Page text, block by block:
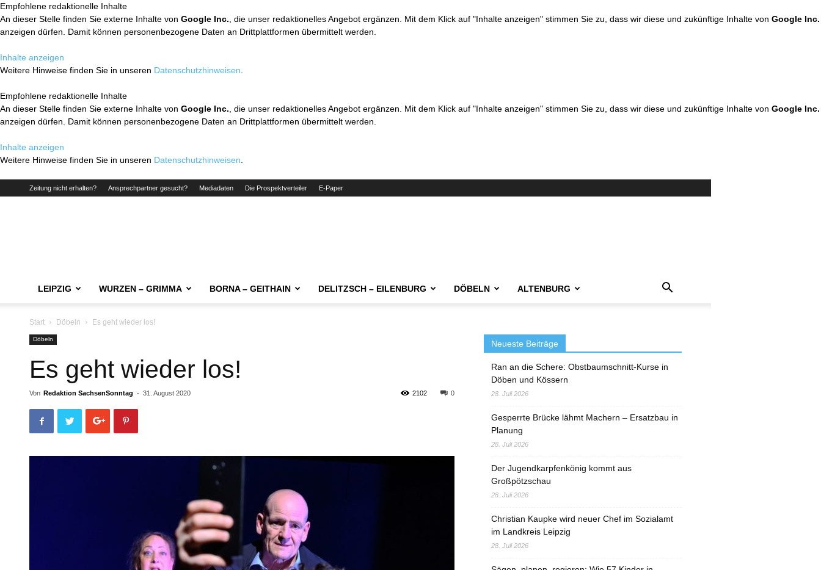
Empfohlene redaktionelle Inhalte
An dieser Stelle finden Sie externe Inhalte von Google Inc. , die unser redaktionelles Angebot ergänzen. Mit dem Klick auf "Inhalte anzeigen" stimmen Sie zu, dass wir diese und zukünftige Inhalte von Google Inc.
anzeigen dürfen. Damit können personenbezogene Daten an Drittplattformen übermittelt werden.
Inhalte anzeigen
Weitere Hinweise finden Sie in unseren Datenschutzhinweisen
Empfohlene redaktionelle Inhalte
An dieser Stelle finden Sie externe Inhalte von Google Inc. , die unser redaktionelles Angebot ergänzen. Mit dem Klick auf "Inhalte anzeigen" stimmen Sie zu, dass wir diese und zukünftige Inhalte von Google Inc.
anzeigen dürfen. Damit können personenbezogene Daten an Drittplattformen übermittelt werden.
Inhalte anzeigen
Weitere Hinweise finden Sie in unseren Datenschutzhinweisen
Zeitung nicht erhalten? Ansprechpartner gesucht? Mediadaten Die Prospektverteiler E-Paper
LEIPZIG WURZEN – GRIMMA BORNA – GEITHAIN DELITZSCH – EILENBURG DÖBELN ALTENBURG
Start Döbeln Es geht wieder los!
Döbeln
Es geht wieder los!
Von Redaktion SachsenSonntag - 31. August 2020 0
2102
Neueste Beiträge
Ran an die Schere: Obstbaumschnitt-Kurse in
Döben und Kössern
28. Juli 2026
Gesperrte Brücke lähmt Machern – Ersatzbau in
Planung
28. Juli 2026
Der Jugendkarpfenkönig kommt aus
Großpötzschau
28. Juli 2026
Christian Kaupke wird neuer Chef im Sozialamt
im Landkreis Leipzig
28. Juli 2026